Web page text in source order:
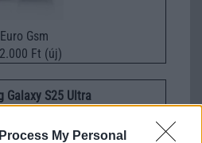
My Personal
Euro Gsm
Ft (új)
Galaxy S25 Ultra